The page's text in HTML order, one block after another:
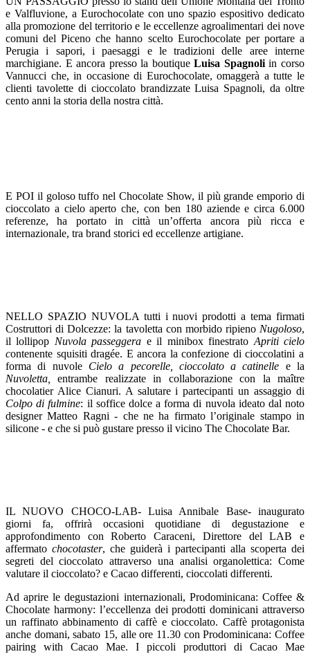
e Valfluvione, a Eurochocolate con uno spazio espositivo dedicato
alla promozione del territorio e leeccellenze agroalimentari dei nove
comuni del Piceno che hanno sceltoEurochocolate per portare a
Perugia i sapori, i paesaggi e le tradizioni delle aree interne
marchigiane. E ancora pressola boutiqueLuisa Spagnoliin corso
Vannucci che, in occasione di Eurochocolate,omaggerà a tutte le
clienti tavolette di cioccolato brandizzate Luisa Spagnoli,da oltre
cento anni la storia della nostra città.
E POI il goloso tuffo nel Chocolate Show, il più grande emporio di
cioccolato a cielo aperto che, con ben 180 aziende e circa 6.000
referenze, ha portato in città un’offerta ancora più ricca e
internazionale, tra brand storici ed eccellenze artigiane.
NELLO SPAZIO NUVOLA tutti i nuovi prodotti a tema firmati
Costruttori di Dolcezze:la tavoletta con morbido ripieno Nugoloso,
il lollipop Nuvola passeggera e il minibox finestrato Apriti cielo
contenente squisiti dragée. E ancora la confezione di cioccolatini a
forma di nuvole
Cielo a pecorelle, cioccolato a catinelle e la
Nuvoletta ,entrambe realizzate in collaborazione con la maître
chocolatier Alice Cianuri. A salutare i partecipanti un assaggio di
Colpo di fulmine: il soffice dolce a forma di nuvola ideato dal noto
designerMatteo Ragni - che ne ha firmato l’originale stampo in
silicone - e che si può gustare presso il vicino The Chocolate Bar.
IL NUOVO CHOCO-LAB- Luisa Annibale Base- inaugurato
giorni fa, offrirà occasioniquotidianedi degustazione e
approfondimento conRoberto Caraceni, Direttore del LAB e
affermato chocotaster, che guiderà i partecipanti alla scoperta dei
segreti del cioccolato attraverso una analisi organolettica: Come
valutare il cioccolato? e Cacao differenti, cioccolati differenti.
Ad aprire le degustazioni internazionali, Prodominicana: Coffee &
Chocolate harmony: l’eccellenza dei prodotti dominicani attraverso
un raffinato abbinamento di caffè e cioccolato. Caffè protagonista
anche domani, sabato 15, alle ore 11.30 conProdominicana: Coffee
pairing with Cacao Mae. I piccoli produttori di Cacao Mae